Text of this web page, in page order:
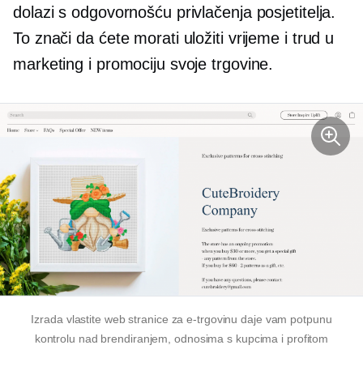
dolazi s odgovornošću privlačenja posjetitelja.
To znači da ćete morati uložiti vrijeme i trud u
marketing i promociju svoje trgovine.
Izrada vlastite web stranice za e-trgovinu daje vam potpunu
kontrolu nad brendiranjem, odnosima s kupcima i profitom